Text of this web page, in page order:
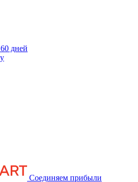
дней
Соединяем прибыли